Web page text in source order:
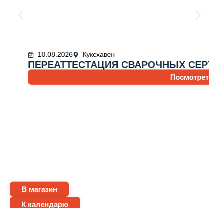
10.08.2026 Куксхавен
ПЕРЕАТТЕСТАЦИЯ СВАРОЧНЫХ
Посмотреть
В магазин
К календарю